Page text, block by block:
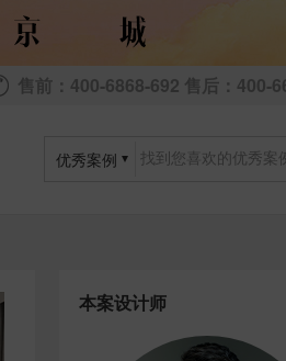
售前：400-6868-692 售后：400-
优秀案例
本案设计师